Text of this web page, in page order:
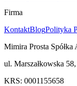
Firma
KontaktBlogPolityka
Mimira Prosta Spółka
ul. Marszałkowska
KRS: 0001155658